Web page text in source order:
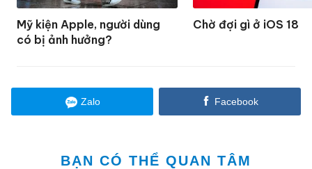
Mỹ kiện Apple, người dùng
có bị ảnh hưởng?
Chờ đợi gì ở iOS 18
Zalo Facebook
BẠN CÓ THỂ QUAN TÂM